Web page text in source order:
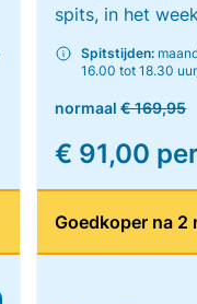
spits, in het
Spitstijden:
16.00 tot 18.30
normaal€ 169,95
€ 91,00
Goedkoper na 2